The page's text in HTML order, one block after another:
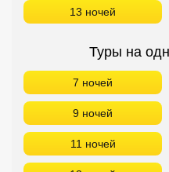
13 ночей
Туры на
7 ночей
9 ночей
11 ночей